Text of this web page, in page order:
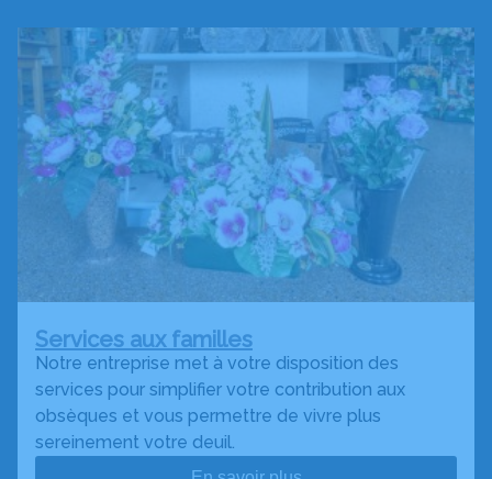
Services aux familles
Notre entreprise met à votre disposition des
services pour simplifier votre contribution aux
obsèques et vous permettre de vivre plus
sereinement votre deuil.